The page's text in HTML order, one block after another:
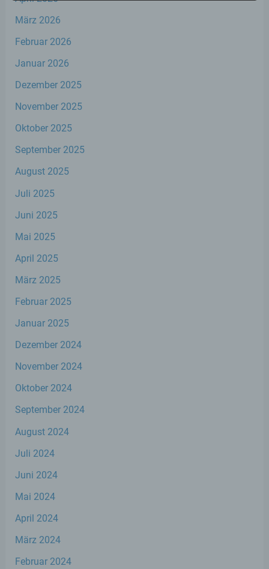
März 2026
Februar 2026
Januar 2026
Dezember 2025
November 2025
Oktober 2025
September 2025
August 2025
Juli 2025
Juni 2025
Mai 2025
April 2025
März 2025
Februar 2025
Januar 2025
Dezember 2024
November 2024
Oktober 2024
September 2024
August 2024
Juli 2024
Juni 2024
Mai 2024
April 2024
März 2024
Februar 2024
personenbezogenen Daten verwendet
werden, um bestimmte persönliche
Aspekte, die sich auf eine natürliche Person
beziehen, zu bewerten, insbesondere, um
Aspekte bezüglich Arbeitsleistung,
wirtschaftlicher Lage, Gesundheit,
Zuverlässigkeit, Verhalten, Aufenthaltsort
zu analysieren oder vorherzusagen.
f) Pseudonymisierung
Pseudonymisierung ist die Verarbeitung
Informationen nicht mehr einer spezifischen
Informationen gesondert aufbewahrt
werden und technischen und
organisatorischen Maßnahmen unterliegen,
personenbezogenen Daten nicht einer
natürlichen Person zugewiesen werden.
g) Verantwortlicher oder für die
Verantwortlicher ist die natürliche oder
juristische Person, Behörde, Einrichtung
oder andere Stelle, die allein oder
personenbezogenen Daten entscheidet.
so kann der Verantwortliche
Kriterien seiner Benennung nach dem
Mitgliedstaaten vorgesehen werden.